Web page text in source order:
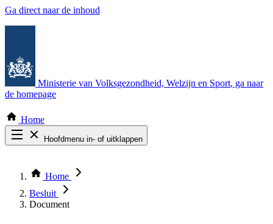
Ga direct naar de inhoud
Ministerie van Volksgezondheid, Welzijn en Sport, ga naar
de homepage
Home
Hoofdmenu in- of uitklappen
Thema COVID-19
Bekijk per bestuursorgaan
Home
Besluit
Document